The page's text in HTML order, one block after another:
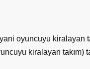
oyuncuyu
kiralayan takım)